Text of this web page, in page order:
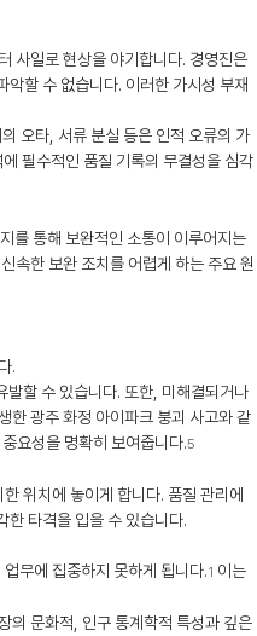
사일로 현상을 야기합니다. 경영진은
할 수 없습니다. 이러한 가시성 부재
오타, 서류 분실 등은 인적 오류의 가
필수적인 품질 기록의 무결성을 심각
를 통해 보완적인 소통이 이루어지는
속한 보완 조치를 어렵게 하는 주요 원
.
발할 수 있습니다. 또한, 미해결되거나
한 광주 화정 아이파크 붕괴 사고와 같
요성을 명확히 보여줍니다.5
위치에 놓이게 합니다. 품질 관리에
한 타격을 입을 수 있습니다.
무에 집중하지 못하게 됩니다.1 이는
의 문화적, 인구 통계학적 특성과 깊은